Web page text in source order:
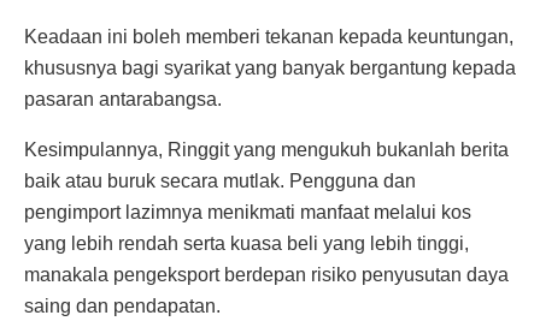
Keadaan ini boleh memberi tekanan kepada keuntungan,
khususnya bagi syarikat yang banyak bergantung kepada
pasaran antarabangsa.
Kesimpulannya, Ringgit yang mengukuh bukanlah berita
baik atau buruk secara mutlak. Pengguna dan
pengimport lazimnya menikmati manfaat melalui kos
yang lebih rendah serta kuasa beli yang lebih tinggi,
manakala pengeksport berdepan risiko penyusutan daya
saing dan pendapatan.